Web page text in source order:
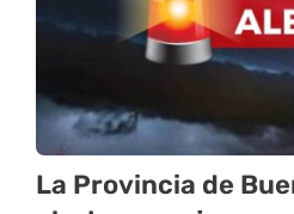
La Provincia de